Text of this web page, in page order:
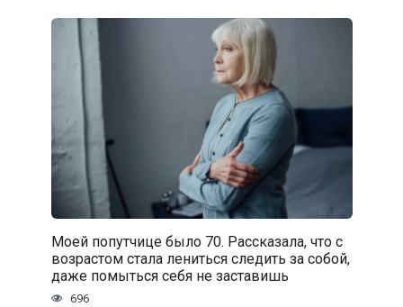
Моей попутчице было 70. Рассказала, что с
возрастом стала лениться следить за собой,
даже помыться себя не заставишь
696